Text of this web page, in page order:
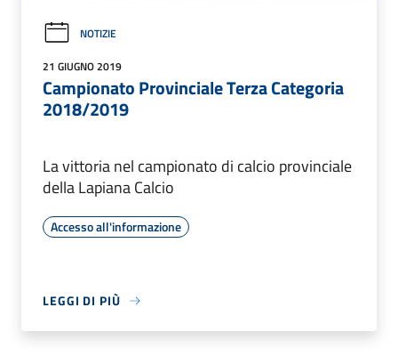
NOTIZIE
21 GIUGNO 2019
Campionato Provinciale Terza Categoria
2018/2019
La vittoria nel campionato di calcio provinciale
della Lapiana Calcio
Accesso all'informazione
LEGGI DI PIÙ